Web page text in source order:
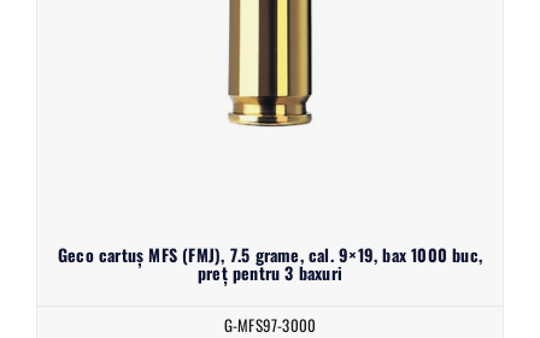
Geco cartuș MFS (FMJ), 7.5 grame, cal. 9×19, bax 1000 buc,
preț pentru 3 baxuri
G-MFS97-3000